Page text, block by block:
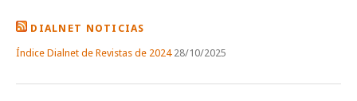
DIALNET NOTICIAS
Índice Dialnet de Revistas de 2024 28/10/2025